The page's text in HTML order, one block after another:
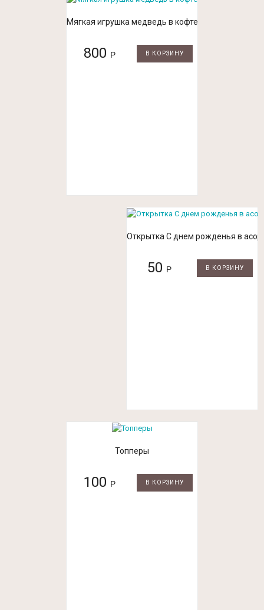
Мягкая игрушка медведь в кофте
800 Р В КОРЗИНУ
Открытка С днем рожденья в
50 Р В КОРЗИНУ
Топперы
100 Р В КОРЗИНУ